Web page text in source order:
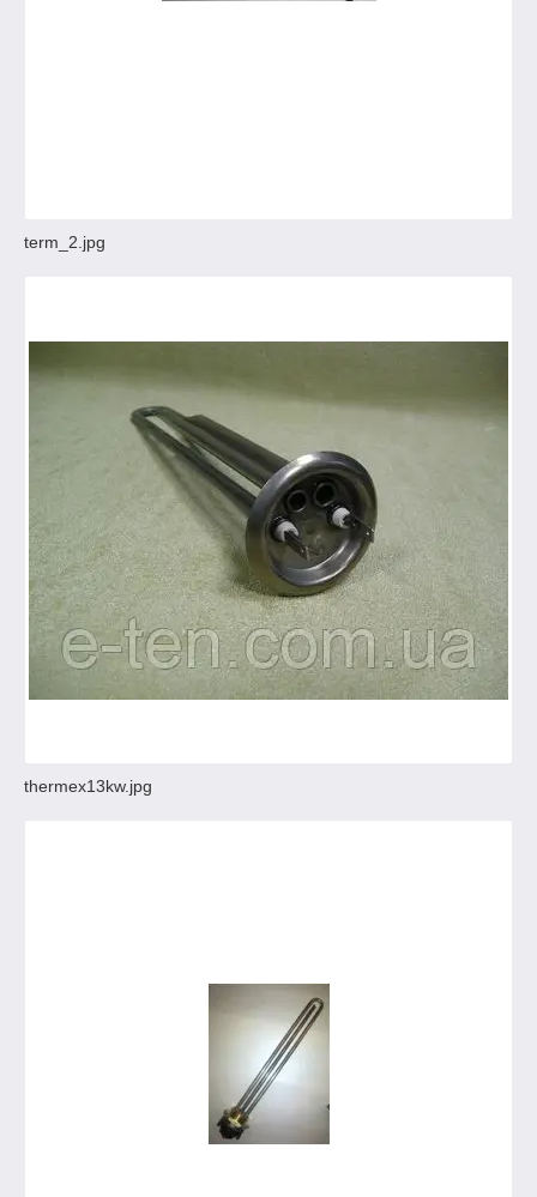
term_2.jpg
thermex13kw.jpg